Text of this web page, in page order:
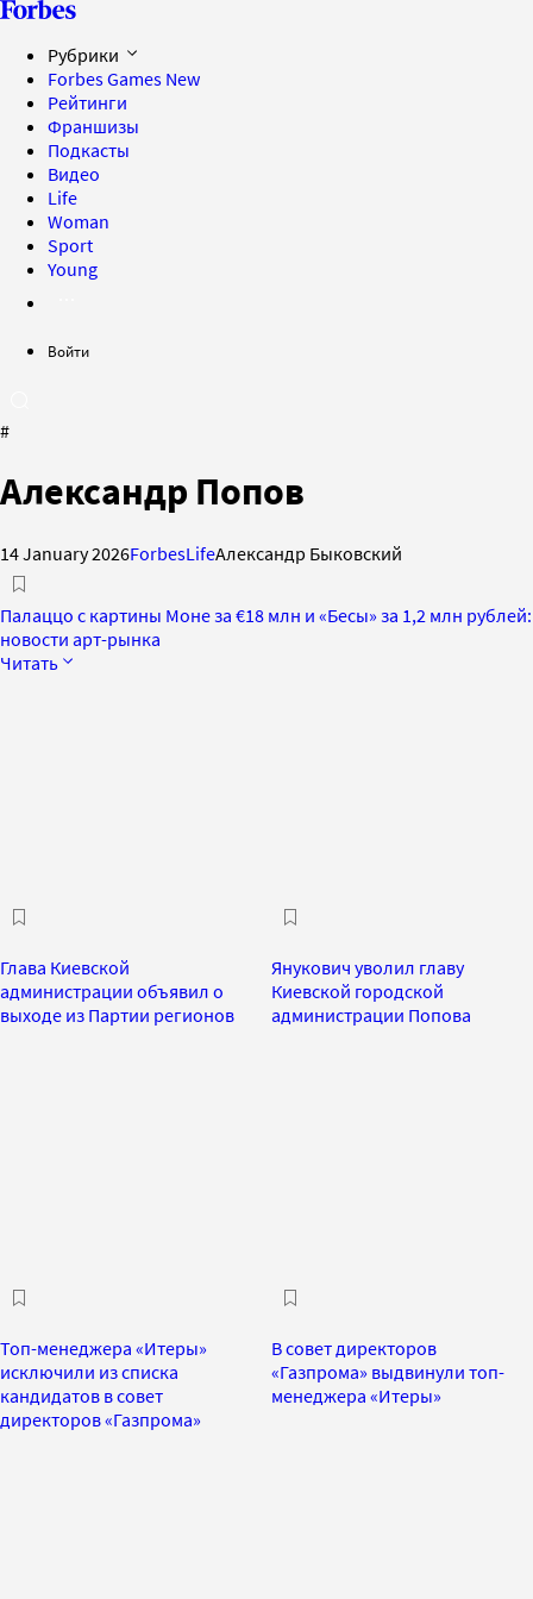
Рубрики
Forbes Games New
Рейтинги
Франшизы
Подкасты
Видео
Life
Woman
Sport
Young
Войти
#
Александр Попов
14 January 2026ForbesLifeАлександр Быковский
Палаццо с картины Моне за €18 млн и «Бесы» за 1,2 млн рублей:
новости арт-рынка
Читать
Глава Киевской
администрации объявил о
выходе из Партии регионов
Янукович уволил главу
Киевской городской
администрации Попова
Топ-менеджера «Итеры»
исключили из списка
кандидатов в совет
директоров «Газпрома»
В совет директоров
«Газпрома» выдвинули топ-
менеджера «Итеры»